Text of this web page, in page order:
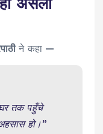
ने कहा —
घर तक पहुँचे
हो।”